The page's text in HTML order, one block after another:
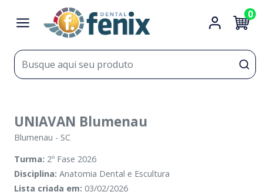
0
UNIAVAN Blumenau
Blumenau - SC
Turma: 2º Fase 2026
Disciplina: Anatomia Dental e Escultura
Lista criada em: 03/02/2026